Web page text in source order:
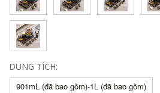
DUNG TÍCH:
901mL (đã bao gồm)-1L (đã bao gồm)